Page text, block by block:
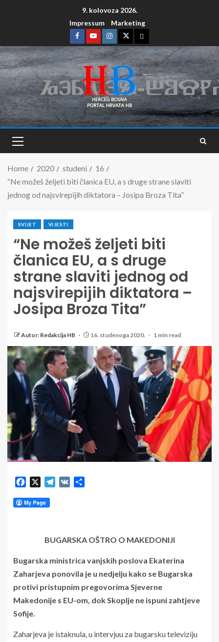
9. kolovoza 2026.
Impressum
Marketing
Home 2020 studeni
16
“Ne možeš željeti biti članica EU, a s druge strane slaviti
jednog od najsvirepijih diktatora – Josipa Broza Tita”
SVIJET VIJESTI
“Ne možeš željeti biti
članica EU, a s druge
strane slaviti jednog od
najsvirepijih diktatora –
Josipa Broza Tita”
Autor: Redakcija HB 16. studenoga 2020. 1 min read
Facebook Telegram
VK
BUGARSKA OŠTRO O MAKEDONIJI
Bugarska ministrica vanjskih poslova Ekaterina
Zaharjeva ponovila je u nedjelju kako se Bugarska
protivi pristupnim pregovorima Sjeverne
Makedonije s EU-om, dok Skoplje ne ispuni zahtjeve
Sofije.
Zaharjeva je istaknula, u intervjuu za bugarsku televiziju